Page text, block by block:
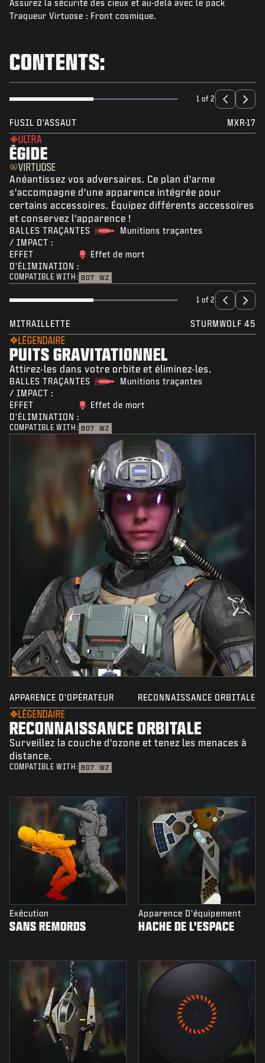
NIEUWS
INLOGGEN|REGISTREREN
Assurez la sécurité des cieux et au-delà avec le pack
Traqueur Virtuose : Front cosmique.
CONTENTS:
1 of 2
FUSIL D'ASSAUT MXR-17
ULTRA
ÉGIDE
VIRTUOSE
Anéantissez vos adversaires. Ce plan d'arme
s'accompagne d'une apparence intégrée pour
certains accessoires. Équipez différents accessoires
et conservez l'apparence !
BALLES TRAÇANTES
/ IMPACT :
Munitions traçantes
EFFET
D'ÉLIMINATION :
Effet de mort
COMPATIBLE WITH: BO7 WZ
1 of 2
MITRAILLETTE STURMWOLF 45
LÉGENDAIRE
PUITS GRAVITATIONNEL
Attirez-les dans votre orbite et éliminez-les.
BALLES TRAÇANTES
/ IMPACT :
Munitions traçantes
EFFET
D'ÉLIMINATION :
Effet de mort
COMPATIBLE WITH: BO7 WZ
APPARENCE D'OPÉRATEUR RECONNAISSANCE ORBITALE
LÉGENDAIRE
RECONNAISSANCE ORBITALE
Surveillez la couche d'ozone et tenez les menaces à
distance.
COMPATIBLE WITH: BO7 WZ
Exécution
SANS REMORDS
Apparence D'équipement
HACHE DE L'ESPACE